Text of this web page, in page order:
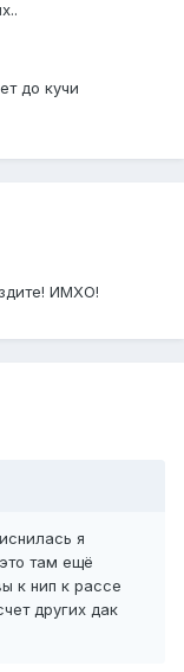
до кучи
ИМХО!
я
там ещё
к нип к рассе
других дак